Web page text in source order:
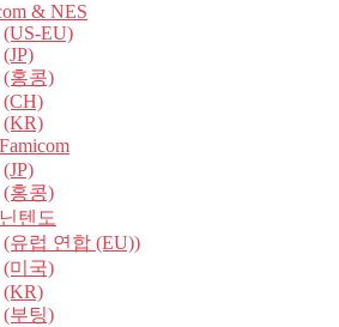
& NES
(US-EU)
(JP)
(홍콩)
(CH)
(KR)
(JP)
(홍콩)
텐도
(유럽​​ 연합 (EU))
(미국)
(KR)
(부팅)